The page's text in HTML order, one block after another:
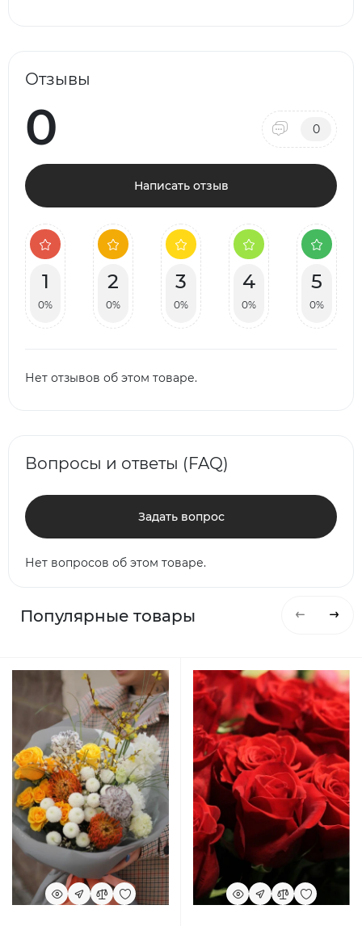
Отзывы
0 0
Написать отзыв
1
0%
2
0%
3
0%
4
0%
5
0%
Нет отзывов об этом товаре.
Вопросы и ответы (FAQ)
Задать вопрос
Нет вопросов об этом товаре.
Популярные товары